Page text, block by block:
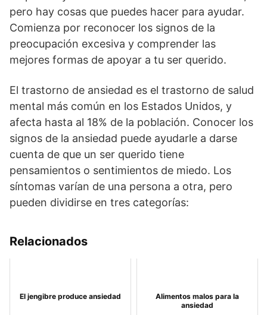
pero hay cosas que puedes hacer para ayudar.
Comienza por reconocer los signos de la
preocupación excesiva y comprender las
mejores formas de apoyar a tu ser querido.
El trastorno de ansiedad es el trastorno de salud
mental más común en los Estados Unidos, y
afecta hasta al 18% de la población. Conocer los
signos de la ansiedad puede ayudarle a darse
cuenta de que un ser querido tiene
pensamientos o sentimientos de miedo. Los
síntomas varían de una persona a otra, pero
pueden dividirse en tres categorías:
Relacionados
El jengibre produce ansiedad
Alimentos malos para la
ansiedad